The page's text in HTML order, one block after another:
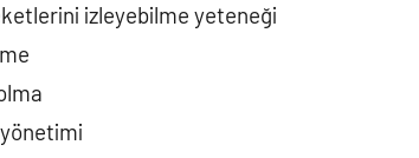
izleyebilme yeteneği